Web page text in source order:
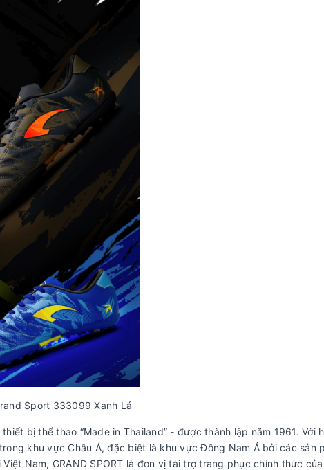
Sport 333099 Xanh Lá
bị thể thao “Made in Thailand” - được thành lập năm 1961. Với
khu vực Châu Á, đặc biệt là khu vực Đông Nam Á bởi các sản
Nam, GRAND SPORT là đơn vị tài trợ trang phục chính thức